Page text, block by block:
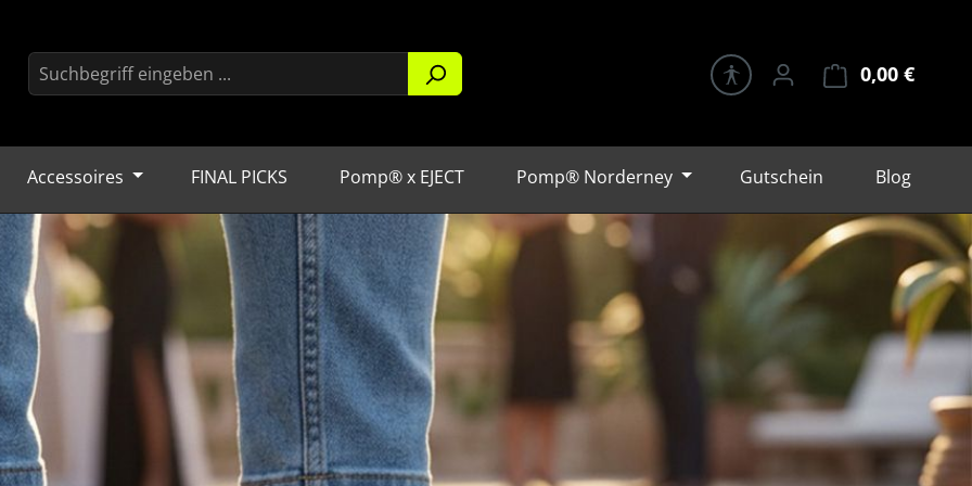
0,00 €
Accessoires FINAL PICKS Pomp® x EJECT Pomp® Norderney Gutschein Blog